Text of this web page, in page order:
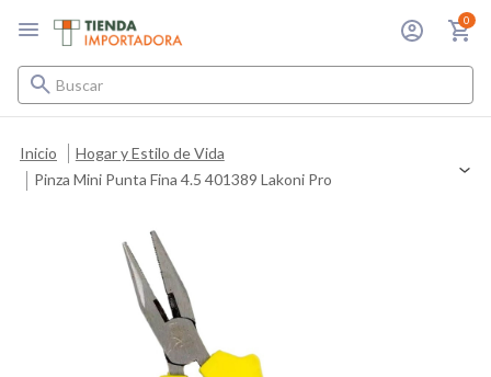
0
Buscar
Inicio
Hogar y Estilo de Vida
Pinza Mini Punta Fina 4.5 401389 Lakoni Pro